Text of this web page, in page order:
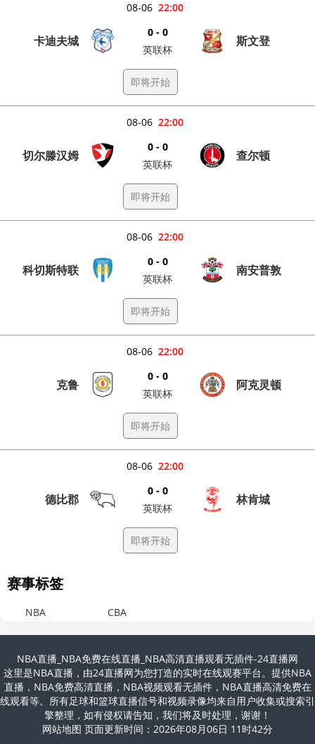
22:00
08-06
卡迪夫城
0 - 0
英联杯
斯文登
即将开始
22:00
08-06
切尔滕汉姆
0 - 0
英联杯
查尔顿
即将开始
22:00
08-06
科切斯特联
0 - 0
英联杯
南安普敦
即将开始
22:00
08-06
克鲁
0 - 0
英联杯
阿克灵顿
即将开始
22:00
08-06
德比郡
0 - 0
英联杯
林肯城
即将开始
赛事标签
NBA CBA
NBA直播_NBA免费在线直播_NBA高清直播观看无插件-24直播网
这里是NBA直播，由24直播网为您打造的实时在线观赛平台。提供NBA
直播，NBA免费高清直播，NBA视频观看无插件，NBA直播高清免费在
线观看等。所有足球和篮球直播信号和视频录像均来自用户收集或搜索引
擎整理，如有侵权请告知，我们将及时处理，谢谢！
网站地图 页面更新时间：2026年08月06日 11时42分